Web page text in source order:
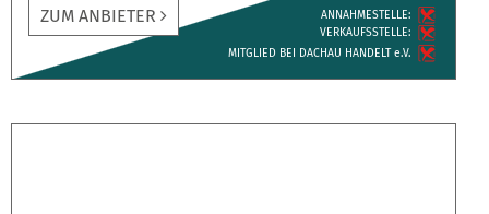
ZUM ANBIETER
ANNAH­MESTELLE:
VERKAUFS­STELLE:
MITGLIED BEI DACHAU HANDELT e.V.